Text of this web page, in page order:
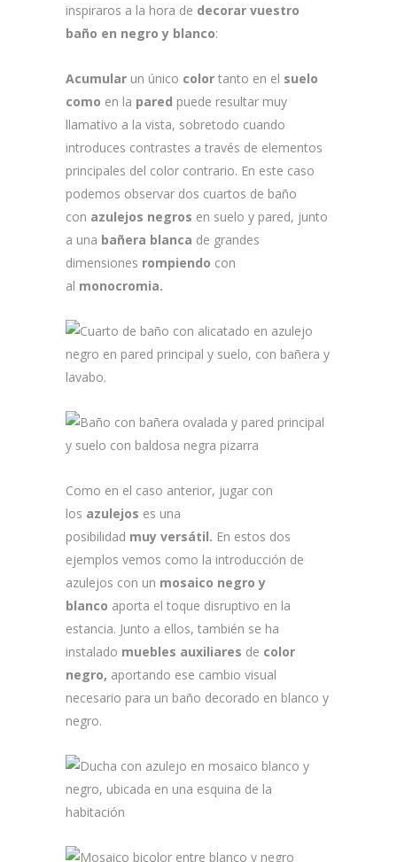
inspiraros a la hora de decorar vuestro
baño en negro y blanco:
Acumular un único color tanto en el suelo
como en la pared puede resultar muy
llamativo a la vista, sobretodo cuando
introduces contrastes a través de elementos
principales del color contrario. En este caso
podemos observar dos cuartos de baño
con azulejos negros en suelo y pared, junto
a una bañera blanca de grandes
dimensiones rompiendo con
al monocromia.
Como en el caso anterior, jugar con
los azulejos es una
posibilidad muy versátil. En estos dos
ejemplos vemos como la introducción de
azulejos con un mosaico negro y
blanco aporta el toque disruptivo en la
estancia. Junto a ellos, también se ha
instalado muebles auxiliares de color
negro, aportando ese cambio visual
necesario para un baño decorado en blanco y
negro.